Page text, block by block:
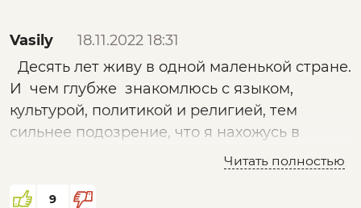
вокруг столько предлагается, в том числе и
деньги в долг.
Vasily
18.11.2022 18:31
Десять лет живу в одной маленькой стране.
И чем глубже знакомлюсь с языком,
культурой, политикой и религией, тем
сильнее подозрение, что я нахожусь в
социальной лаборатории. Какое то смутное
ничего не замечают. После просмотра
Читать полностью
9